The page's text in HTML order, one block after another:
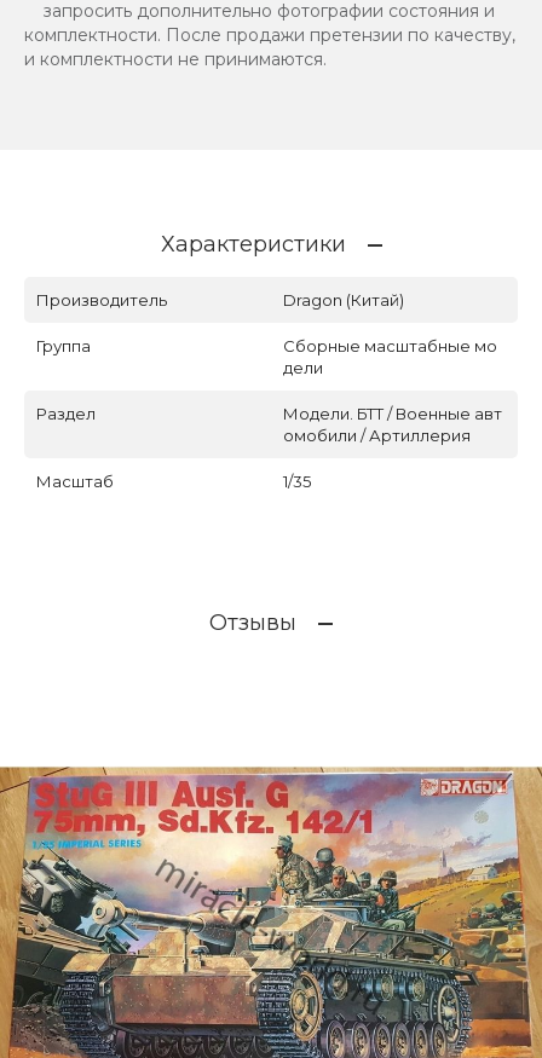
запросить дополнительно фотографии состояния и
комплектности. После продажи претензии по качеству,
и комплектности не принимаются.
Характеристики
Производитель Dragon (Китай)
Группа
Сборные масштабные мо
дели
Раздел
Модели. БТТ / Военные авт
омобили / Артиллерия
Масштаб 1/35
Отзывы